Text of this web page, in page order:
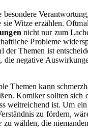
besondere
sie Witze erzählen.
nicht nur zum
Probleme
der Themen ist
die negative
Themen kann
Komiker sollten sich
weitreichend ist. Um
zu fördern,
zu wählen, die